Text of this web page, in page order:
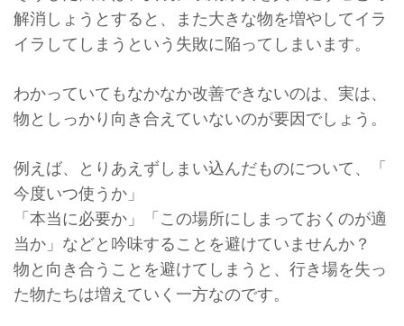
解消しょうとすると、
また大きな物を増やしてイラ
イラしてしまうという失敗に陥ってし まいます。
わかっていてもなかなか改善できないのは、実は、
物としっかり向き合えていないのが要因でしょう。
例えば、とりあえずしまい込んだものについて、「
今度いつ使うか」
「本当に必要か」「この場所にしまっておくのが適
当か」 などと吟味することを避けていませんか？
物と向き合うことを避けてしまうと、 行き場を失っ
た物たちは増えていく一方なのです。